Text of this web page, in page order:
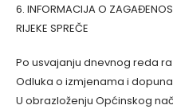
6. INFORMACIJA O
RIJEKE SPREČE
Po usvajanju dnevnog reda
Odluka o izmjenama i
U obrazloženju Općinskog